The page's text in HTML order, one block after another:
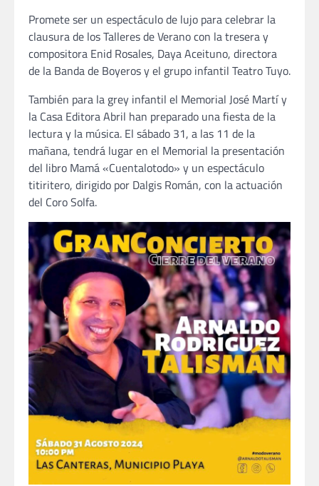
Promete ser un espectáculo de lujo para celebrar la
clausura de los Talleres de Verano con la tresera y
compositora Enid Rosales, Daya Aceituno, directora
de la Banda de Boyeros y el grupo infantil Teatro Tuyo.
También para la grey infantil el Memorial José Martí y
la Casa Editora Abril han preparado una fiesta de la
lectura y la música. El sábado 31, a las 11 de la
mañana, tendrá lugar en el Memorial la presentación
del libro Mamá «Cuentalotodo» y un espectáculo
titiritero, dirigido por Dalgis Román, con la actuación
del Coro Solfa.